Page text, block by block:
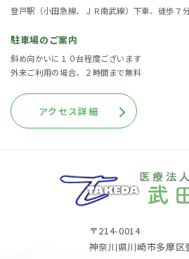
登戸駅（小田急線、ＪＲ南武線）下車、徒歩７
駐車場のご案内
斜め向かいに１０台程度ございます
外来ご利用の場合、２時間まで無料
アクセス詳細
〒214-0014
神奈川県川崎市多摩区